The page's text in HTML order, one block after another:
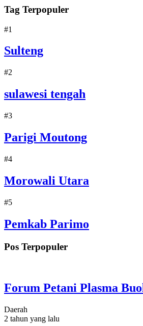
Tag Terpopuler
#1
Sulteng
#2
sulawesi tengah
#3
Parigi Moutong
#4
Morowali Utara
#5
Pemkab Parimo
Pos Terpopuler
Forum Petani Plasma
Daerah
2 tahun yang lalu